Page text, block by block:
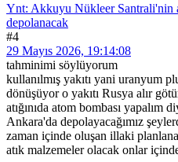
Ynt: Akkuyu Nükleer Santrali'nin
depolanacak
#4
29 Mayıs 2026, 19:14:08
tahminimi söylüyorum
kullanılmış yakıtı yani uranyum
dönüşüyor o yakıtı Rusya alır
atığınıda atom bombası yapalım
Ankara'da depolayacağımız
zaman içinde oluşan illaki
atık malzemeler olacak onlar